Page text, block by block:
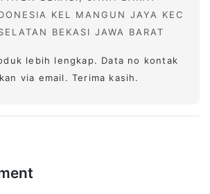
KEL MANGUN JAYA KEC
BEKASI JAWA BARAT
lebih lengkap. Data no kontak
via email. Terima kasih.